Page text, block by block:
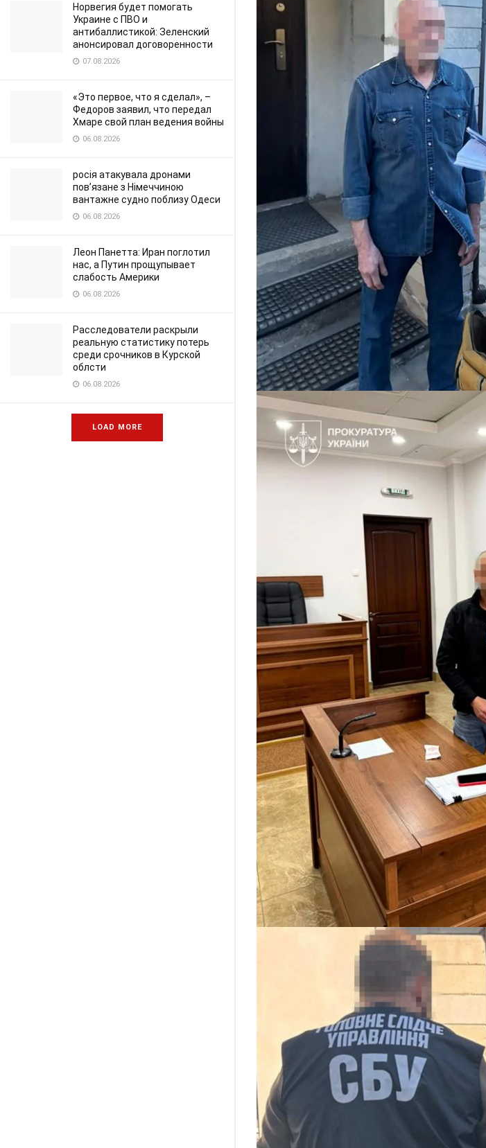
Норвегия будет помогать
Украине с ПВО и
антибаллистикой: Зеленский
анонсировал договоренности
07.08.2026
«Это первое, что я сделал», –
Федоров заявил, что передал
Хмаре свой план ведения войны
06.08.2026
росія атакувала дронами
пов’язане з Німеччиною
вантажне судно поблизу Одеси
06.08.2026
Леон Панетта: Иран поглотил
нас, а Путин прощупывает
слабость Америки
06.08.2026
Расследователи раскрыли
реальную статистику потерь
среди срочников в Курской
облсти
06.08.2026
LOAD MORE